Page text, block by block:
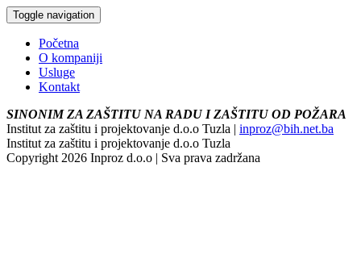
Toggle navigation
Početna
O kompaniji
Usluge
Kontakt
SINONIM ZA ZAŠTITU NA RADU I ZAŠTITU OD POŽARA
Institut za zaštitu i projektovanje d.o.o Tuzla | inproz@bih.net.ba
Institut za zaštitu i projektovanje d.o.o Tuzla
Copyright 2026 Inproz d.o.o | Sva prava zadržana